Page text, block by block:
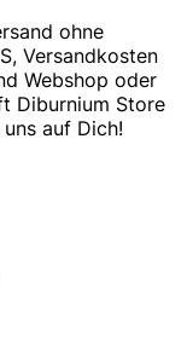
ohne
Versandkosten
Webshop oder
Diburnium Store
auf Dich!